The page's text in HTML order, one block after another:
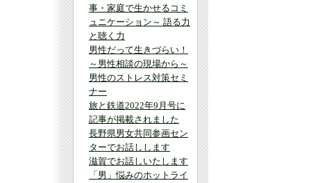
事・家庭で生かせるコミ
ュニケーション～ 語る力
と聴く力
男性だって生きづらい！
～男性相談の現場から～
男性のストレス対策セミ
ナー
旅と鉄道2022年9月号に
記事が掲載されました
長野県男女共同参画セン
ターでお話しします
滋賀でお話しいたします
「男」悩みのホットライ